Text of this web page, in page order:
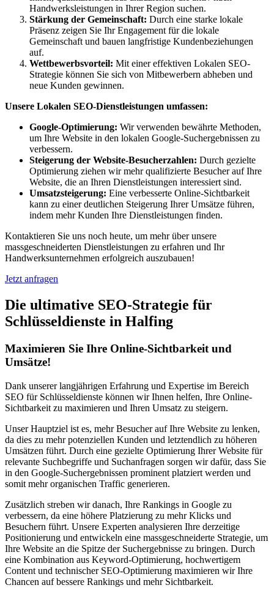
Handwerksleistungen in Ihrer Region suchen.
Stärkung der Gemeinschaft: Durch eine starke lokale
Präsenz zeigen Sie Ihr Engagement für die lokale
Gemeinschaft und bauen langfristige Kundenbeziehungen
auf.
Wettbewerbsvorteil: Mit einer effektiven Lokalen SEO-
Strategie können Sie sich von Mitbewerbern abheben und
neue Kunden gewinnen.
Unsere Lokalen SEO-Dienstleistungen umfassen:
Google-Optimierung: Wir verwenden bewährte Methoden,
um Ihre Website in den lokalen Google-Suchergebnissen zu
verbessern.
Steigerung der Website-Besucherzahlen: Durch gezielte
Optimierung ziehen wir mehr qualifizierte Besucher auf Ihre
Website, die an Ihren Dienstleistungen interessiert sind.
Umsatzsteigerung: Eine verbesserte Online-Sichtbarkeit
kann zu einer deutlichen Steigerung Ihrer Umsätze führen,
indem mehr Kunden Ihre Dienstleistungen finden.
Kontaktieren Sie uns noch heute, um mehr über unsere
massgeschneiderten Dienstleistungen zu erfahren und Ihr
Handwerksunternehmen erfolgreich auszubauen!
Jetzt anfragen
Die ultimative SEO-Strategie für
Schlüsseldienste in Halfing
Maximieren Sie Ihre Online-Sichtbarkeit und
Umsätze!
Dank unserer langjährigen Erfahrung und Expertise im Bereich
SEO für Schlüsseldienste können wir Ihnen helfen, Ihre Online-
Sichtbarkeit zu maximieren und Ihren Umsatz zu steigern.
Unser Hauptziel ist es, mehr Besucher auf Ihre Website zu lenken,
da dies zu mehr potenziellen Kunden und letztendlich zu höheren
Umsätzen führt. Durch eine gezielte Optimierung Ihrer Website für
relevante Suchbegriffe und Suchanfragen sorgen wir dafür, dass Sie
in den Google-Suchergebnissen prominent platziert werden und
somit mehr organischen Traffic generieren.
Zusätzlich streben wir danach, Ihre Rankings in Google zu
verbessern, da eine höhere Platzierung zu mehr Klicks und
Besuchern führt. Unsere Experten analysieren Ihre derzeitige
Positionierung und entwickeln eine massgeschneiderte Strategie, um
Ihre Website an die Spitze der Suchergebnisse zu bringen. Durch
eine Kombination aus Keyword-Optimierung, hochwertigem
Content und technischer SEO-Optimierung maximieren wir Ihre
Chancen auf bessere Rankings und mehr Sichtbarkeit.